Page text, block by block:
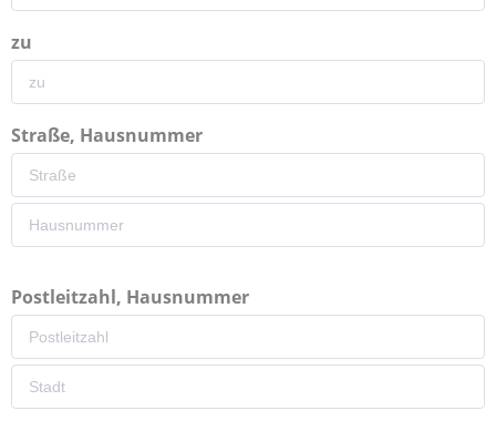
zu
Straße, Hausnummer
Postleitzahl, Hausnummer